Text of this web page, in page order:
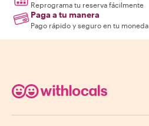
Reprograma tu reserva fácilmente
Paga a tu manera
Pago rápido y seguro en tu moneda